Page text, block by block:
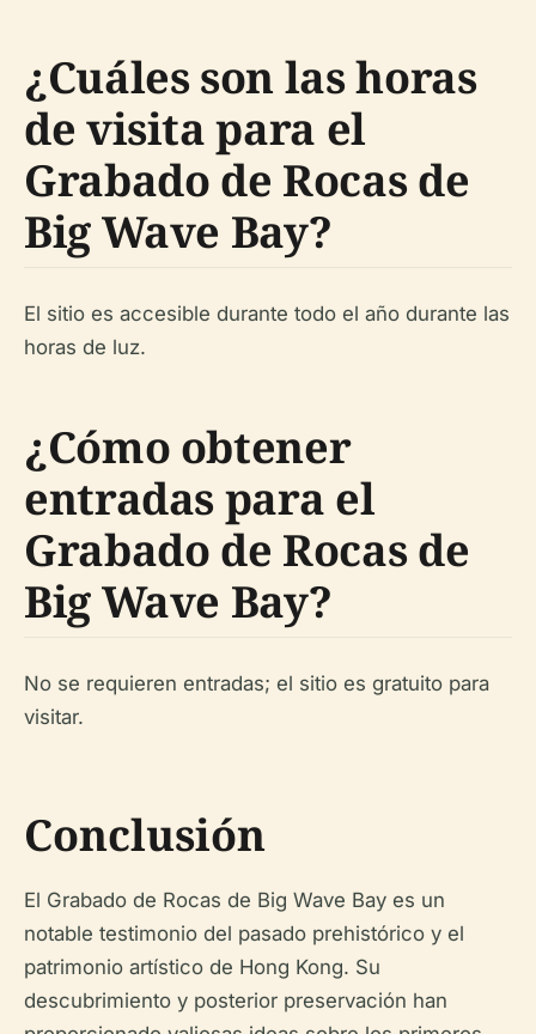
¿Cuáles son las horas
de visita para el
Grabado de Rocas de
Big Wave Bay?
El sitio es accesible durante todo el año durante las
horas de luz.
¿Cómo obtener
entradas para el
Grabado de Rocas de
Big Wave Bay?
No se requieren entradas; el sitio es gratuito para
visitar.
Conclusión
El Grabado de Rocas de Big Wave Bay es un
notable testimonio del pasado prehistórico y el
patrimonio artístico de Hong Kong. Su
descubrimiento y posterior preservación han